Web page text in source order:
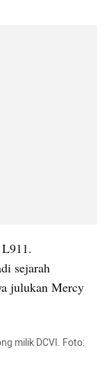
sejarah
julukan Mercy
milik DCVI. Foto: